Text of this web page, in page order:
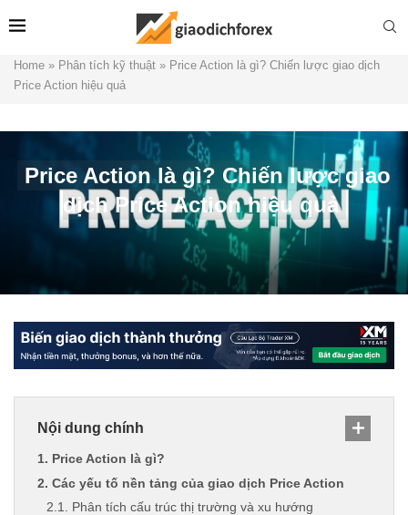
Home » Phân tích kỹ thuật » Price Action là gì? Chiến lược giao dịch
Price Action hiệu quả
Price Action là gì? Chiến lược giao
dịch Price Action hiệu quả
Nội dung chính
1. Price Action là gì?
2. Các yếu tố nền tảng của giao dịch Price Action
2.1. Phân tích cấu trúc thị trường và xu hướng